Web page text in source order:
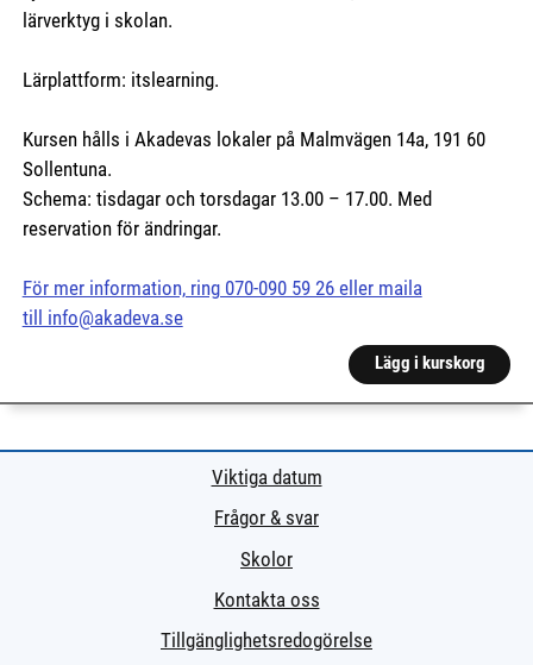
lärverktyg i skolan.
Lärplattform: itslearning.
Kursen hålls i Akadevas lokaler på Malmvägen 14a, 191 60
Sollentuna.
Schema: tisdagar och torsdagar 13.00 – 17.00. Med
reservation för ändringar.
För mer information, ring 070-090 59 26 eller maila
till info@akadeva.se
Lägg i kurskorg
Viktiga datum
Frågor & svar
Skolor
Kontakta oss
Tillgänglighetsredogörelse